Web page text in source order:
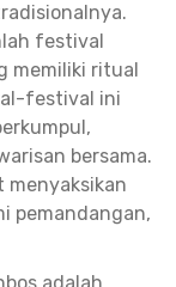
festival
memiliki ritual
festival ini
bersama.
menyaksikan
pemandangan,